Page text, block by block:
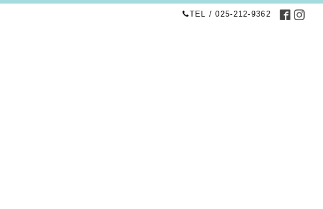
TEL / 025-212-9362